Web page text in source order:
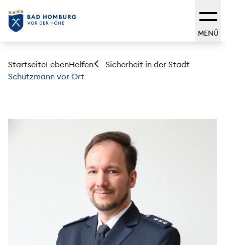
MENÜ
StartseiteLebenHelfen
Sicherheit in der Stadt
Schutzmann vor Ort